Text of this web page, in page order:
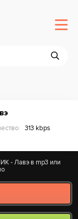
313 kbps
- Лавэ в mp3 или